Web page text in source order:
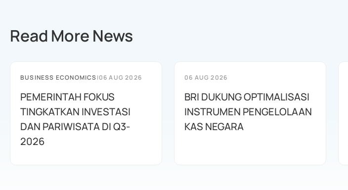
Read More News
BUSINESS ECONOMICS|06 AUG 2026
PEMERINTAH FOKUS
TINGKATKAN INVESTASI
DAN PARIWISATA DI Q3-
2026
06 AUG 2026
BRI DUKUNG OPTIMALISASI
INSTRUMEN PENGELOLAAN
KAS NEGARA